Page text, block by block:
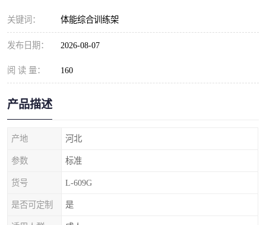
关键词： 体能综合训练架
发布日期： 2026-08-07
阅 读 量： 160
产品描述
产地 河北
参数 标准
货号 L-609G
是否可定制 是